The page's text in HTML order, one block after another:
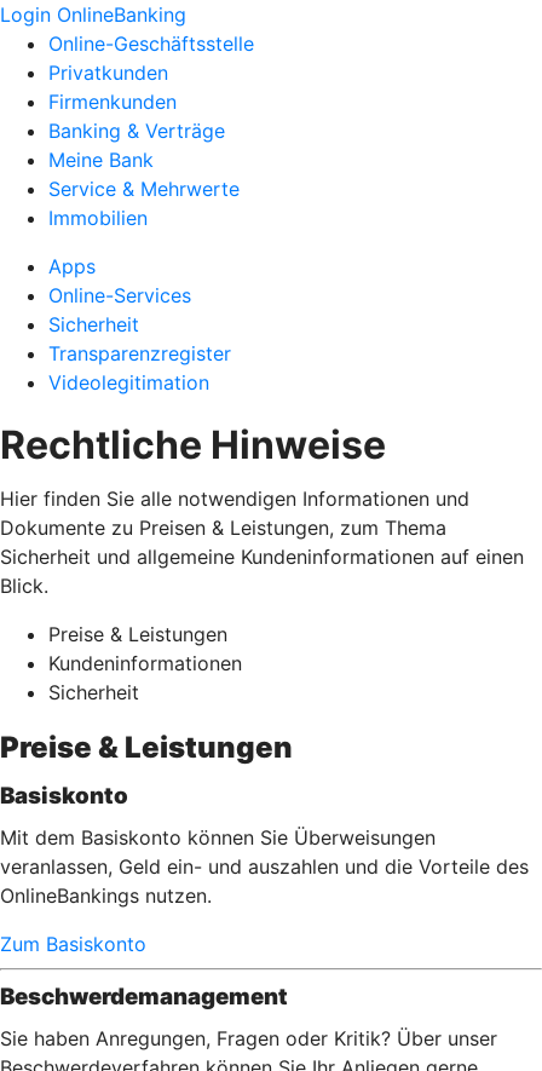
Login OnlineBanking
Online-Geschäftsstelle
Privatkunden
Firmenkunden
Banking & Verträge
Meine Bank
Service & Mehrwerte
Immobilien
Apps
Online-Services
Sicherheit
Transparenzregister
Videolegitimation
Rechtliche Hinweise
Hier finden Sie alle notwendigen Informationen und
Dokumente zu Preisen & Leistungen, zum Thema
Sicherheit und allgemeine Kundeninformationen auf einen
Blick.
Preise & Leistungen
Kundeninformationen
Sicherheit
Preise & Leistungen
Basiskonto
Mit dem Basiskonto können Sie Überweisungen
veranlassen, Geld ein- und auszahlen und die Vorteile des
OnlineBankings nutzen.
Zum Basiskonto
Beschwerdemanagement
Sie haben Anregungen, Fragen oder Kritik? Über unser